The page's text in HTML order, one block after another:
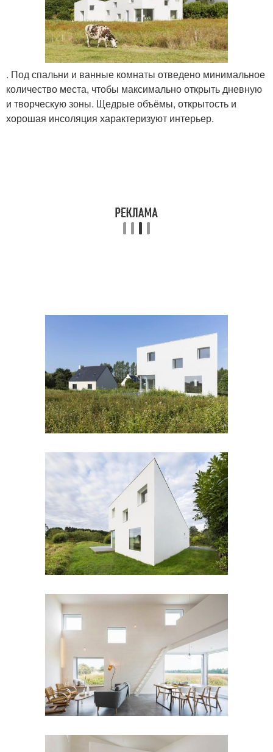
. Под спальни и ванные комнаты отведено минимальное
количество места, чтобы максимально открыть дневную
и творческую зоны. Щедрые объёмы, открытость и
хорошая инсоляция характеризуют интерьер.